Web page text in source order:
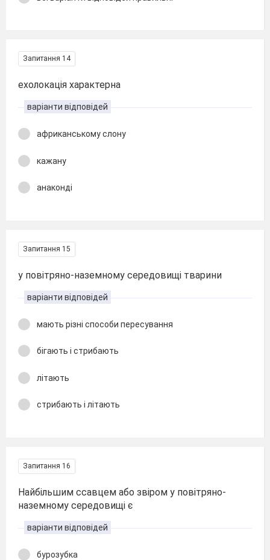
Запитання 14
ехолокація характерна
варіанти відповідей
африканському слону
кажану
анаконді
Запитання 15
у повітряно-наземному середовищі тварини
варіанти відповідей
мають різні способи пересування
бігають і стрибають
літають
стрибають і літають
Запитання 16
Найбільшим ссавцем або звіром у повітряно-
наземному середовищі є
варіанти відповідей
бурозубка